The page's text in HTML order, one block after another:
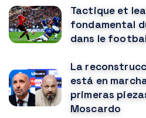
Tactique et
fondamental
dans le
La
está en
primeras
Moscardo